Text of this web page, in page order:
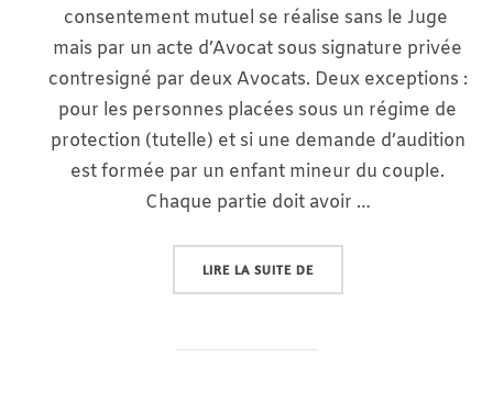
consentement mutuel se réalise sans le Juge
mais par un acte d’Avocat sous signature privée
contresigné par deux Avocats. Deux exceptions :
pour les personnes placées sous un régime de
protection (tutelle) et si une demande d’audition
est formée par un enfant mineur du couple.
Chaque partie doit avoir …
LIRE LA SUITE DE« LE DIVORCE SANS JUGE